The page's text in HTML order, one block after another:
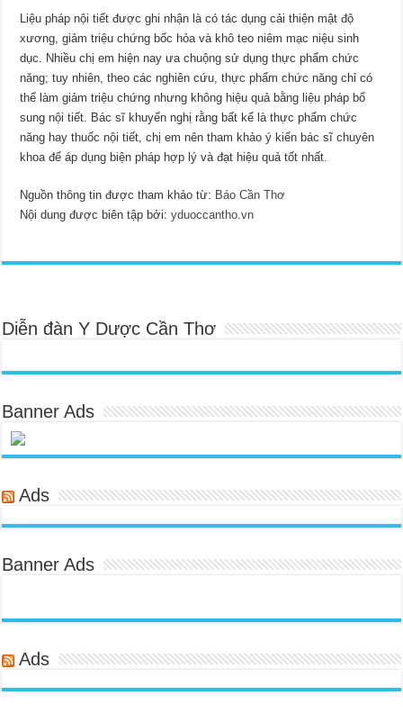
Liệu pháp nội tiết được ghi nhận là có tác dụng cải thiện mật độ
xương, giảm triệu chứng bốc hỏa và khô teo niêm mạc niệu sinh
dục. Nhiều chị em hiện nay ưa chuộng sử dụng thực phẩm chức
năng; tuy nhiên, theo các nghiên cứu, thực phẩm chức năng chỉ có
thể làm giảm triệu chứng nhưng không hiệu quả bằng liệu pháp bổ
sung nội tiết. Bác sĩ khuyến nghị rằng bất kể là thực phẩm chức
năng hay thuốc nội tiết, chị em nên tham khảo ý kiến bác sĩ chuyên
khoa để áp dụng biện pháp hợp lý và đạt hiệu quả tốt nhất.
Nguồn thông tin được tham khảo từ: Báo Cần Thơ
Nội dung được biên tập bởi:yduoccantho.vn
Diễn đàn Y Dược Cần Thơ
Banner Ads
Ads
Banner Ads
Ads